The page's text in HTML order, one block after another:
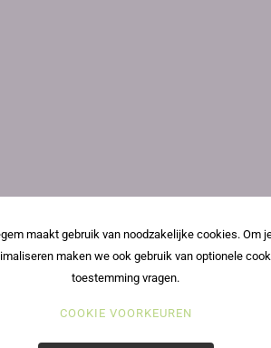
maakt gebruik van noodzakelijke cookies. Om
maken we ook gebruik van optionele
toestemming vragen.
COOKIE VOORKEUREN